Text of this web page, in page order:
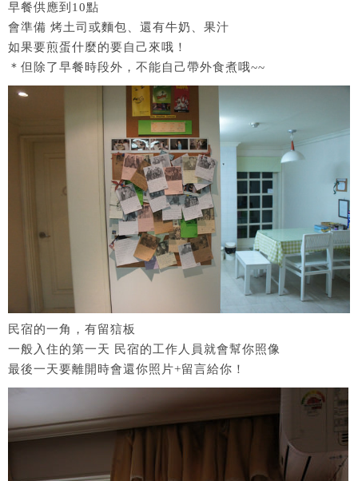
早餐供應到10點
會準備 烤土司或麵包、還有牛奶、果汁
如果要煎蛋什麼的要自己來哦！
＊但除了早餐時段外，不能自己帶外食煮哦~~
民宿的一角，有留狺板
一般入住的第一天 民宿的工作人員就會幫你照像
最後一天要離開時會還你照片+留言給你！